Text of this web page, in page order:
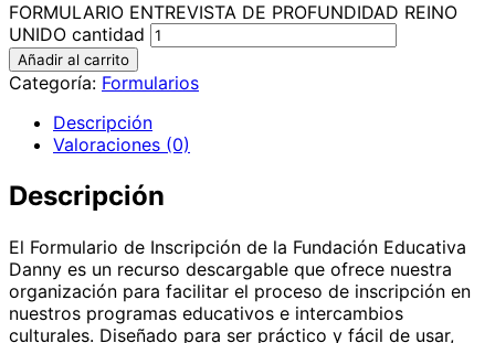
FORMULARIO ENTREVISTA DE PROFUNDIDAD REINO
UNIDO cantidad
Añadir al carrito
Categoría: Formularios
Descripción
Valoraciones (0)
Descripción
El Formulario de Inscripción de la Fundación Educativa
Danny es un recurso descargable que ofrece nuestra
organización para facilitar el proceso de inscripción en
nuestros programas educativos e intercambios
culturales. Diseñado para ser práctico y fácil de usar,